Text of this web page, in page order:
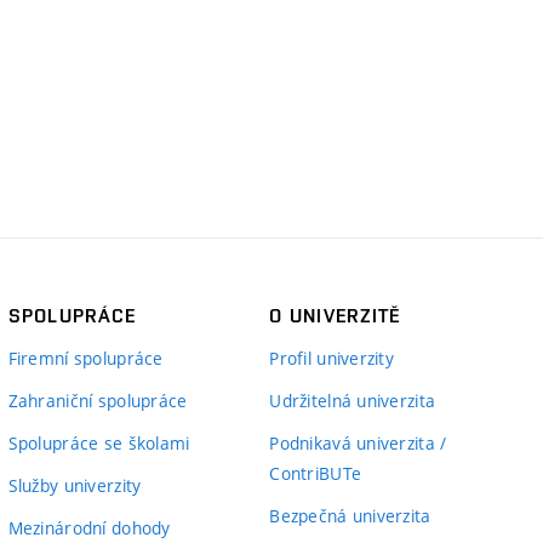
SPOLUPRÁCE
Firemní spolupráce
Zahraniční spolupráce
Spolupráce se školami
Služby univerzity
Mezinárodní dohody
O UNIVERZITĚ
Profil univerzity
Udržitelná univerzita
Podnikavá univerzita /
ContriBUTe
Bezpečná univerzita